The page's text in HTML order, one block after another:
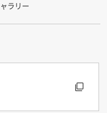
ラリー